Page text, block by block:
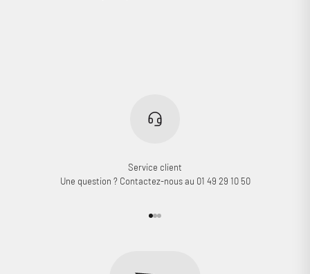
Service client
Une question ? Contactez-nous au 01 49 29 10 50
Aller à l'élément 1
Aller à l'élément 2
Aller à l'élément 3